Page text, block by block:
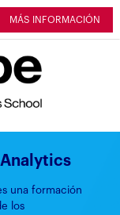
MÁS INFORMACIÓN
Analytics
una formación
los